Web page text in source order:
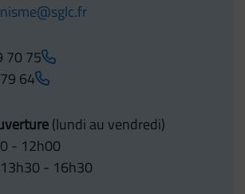
70 75
64
(lundi au vendredi)
- 12h00
- 16h30